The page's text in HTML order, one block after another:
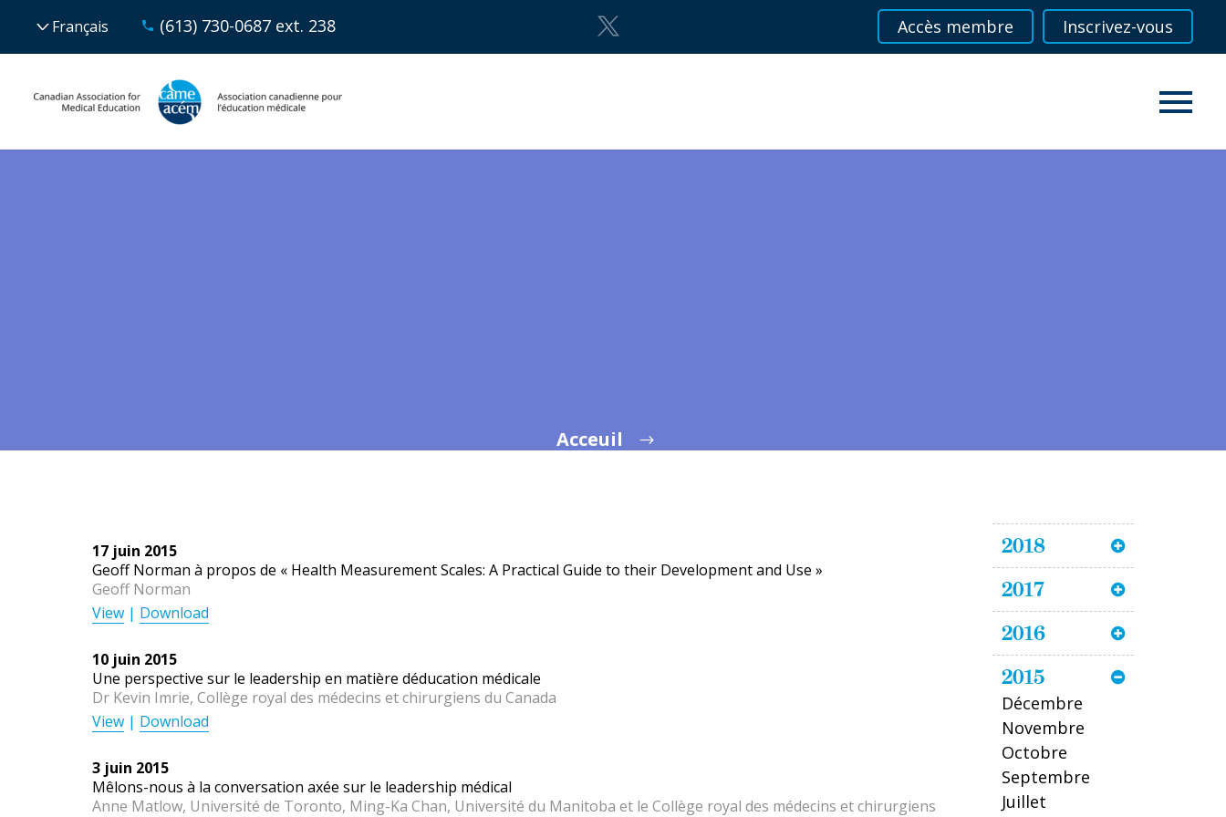
(613) 730-0687 ext. 238 Accès membre Inscrivez-vous
Acceuil
17 juin 2015
Geoff Norman à propos de « Health Measurement Scales: A Practical Guide to their Development and Use »
Geoff Norman
View | Download
10 juin 2015
Une perspective sur le leadership en matière déducation médicale
Dr Kevin Imrie, Collège royal des médecins et chirurgiens du Canada
View | Download
3 juin 2015
Mêlons-nous à la conversation axée sur le leadership médical
Anne Matlow, Université de Toronto, Ming-Ka Chan, Université du Manitoba et le Collège royal des médecins et chirurgiens
2018
2017
2016
2015
Décembre
Novembre
Octobre
Septembre
Juillet